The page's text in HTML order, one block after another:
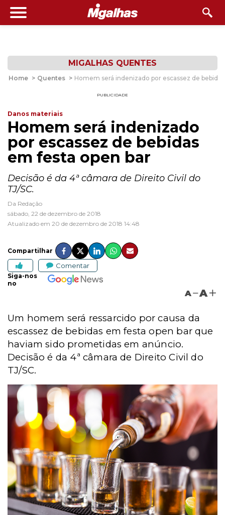
MIGALHAS QUENTES
Home > Quentes > Homem será indenizado por escassez de
PUBLICIDADE
Danos materiais
Homem será indenizado
por escassez de bebidas
em festa open bar
Decisão é da 4ª câmara de Direito Civil do
TJ/SC.
Da Redação
sábado, 22 de dezembro de 2018
Atualizado em 20 de dezembro de 2018 14:48
Compartilhar
Comentar
Siga-nos
no
A A
Um homem será ressarcido por causa da
escassez de bebidas em festa open bar que
haviam sido prometidas em anúncio.
Decisão é da 4ª câmara de Direito Civil do
TJ/SC.